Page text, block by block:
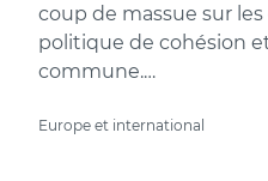
coup de massue sur
politique de cohésion
commune.…
Europe et international